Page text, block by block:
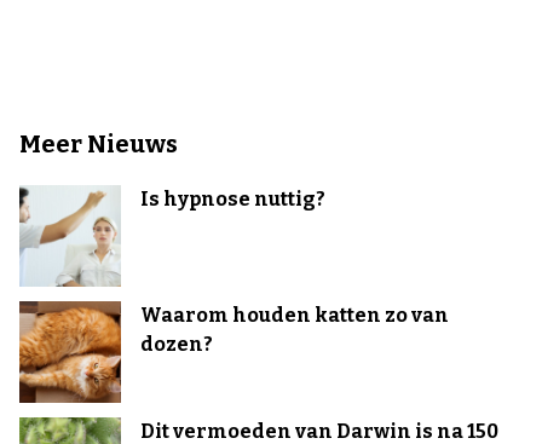
Meer Nieuws
Is hypnose nuttig?
Waarom houden katten zo van
dozen?
Dit vermoeden van Darwin is na 150